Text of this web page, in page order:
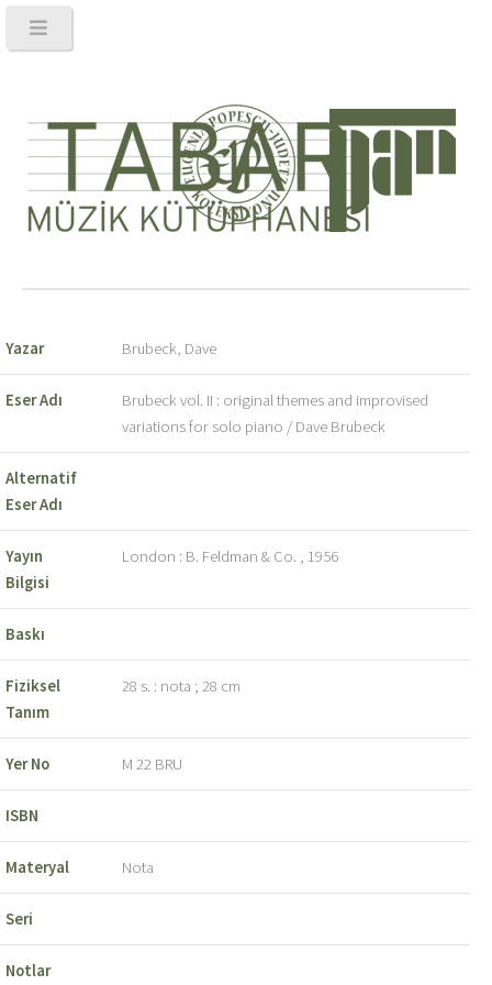
Yazar Brubeck, Dave
Eser Adı
Brubeck vol. II : original themes and improvised
variations for solo piano / Dave Brubeck
Alternatif
Eser Adı
Yayın
Bilgisi
London : B. Feldman & Co. , 1956
Baskı
Fiziksel
Tanım
28 s. : nota ; 28 cm
Yer No M 22 BRU
ISBN
Materyal Nota
Seri
Notlar